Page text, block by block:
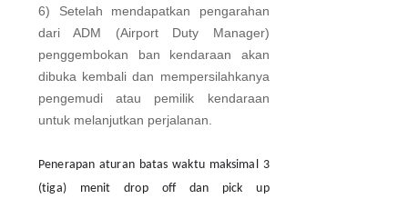
6) Setelah mendapatkan pengarahan
dari ADM (Airport Duty Manager)
penggembokan ban kendaraan akan
dibuka kembali dan mempersilahkanya
pengemudi atau pemilik kendaraan
untuk melanjutkan perjalanan.
Penerapan aturan batas waktu maksimal 3
(tiga) menit drop off dan pick up